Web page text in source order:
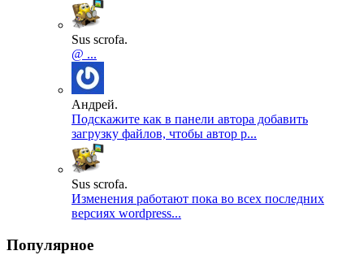
Sus scrofa.
@ ...
Андрей.
Подскажите как в панели автора добавить
загрузку файлов, чтобы автор р...
Sus scrofa.
Изменения работают пока во всех последних
версиях wordpress...
Популярное